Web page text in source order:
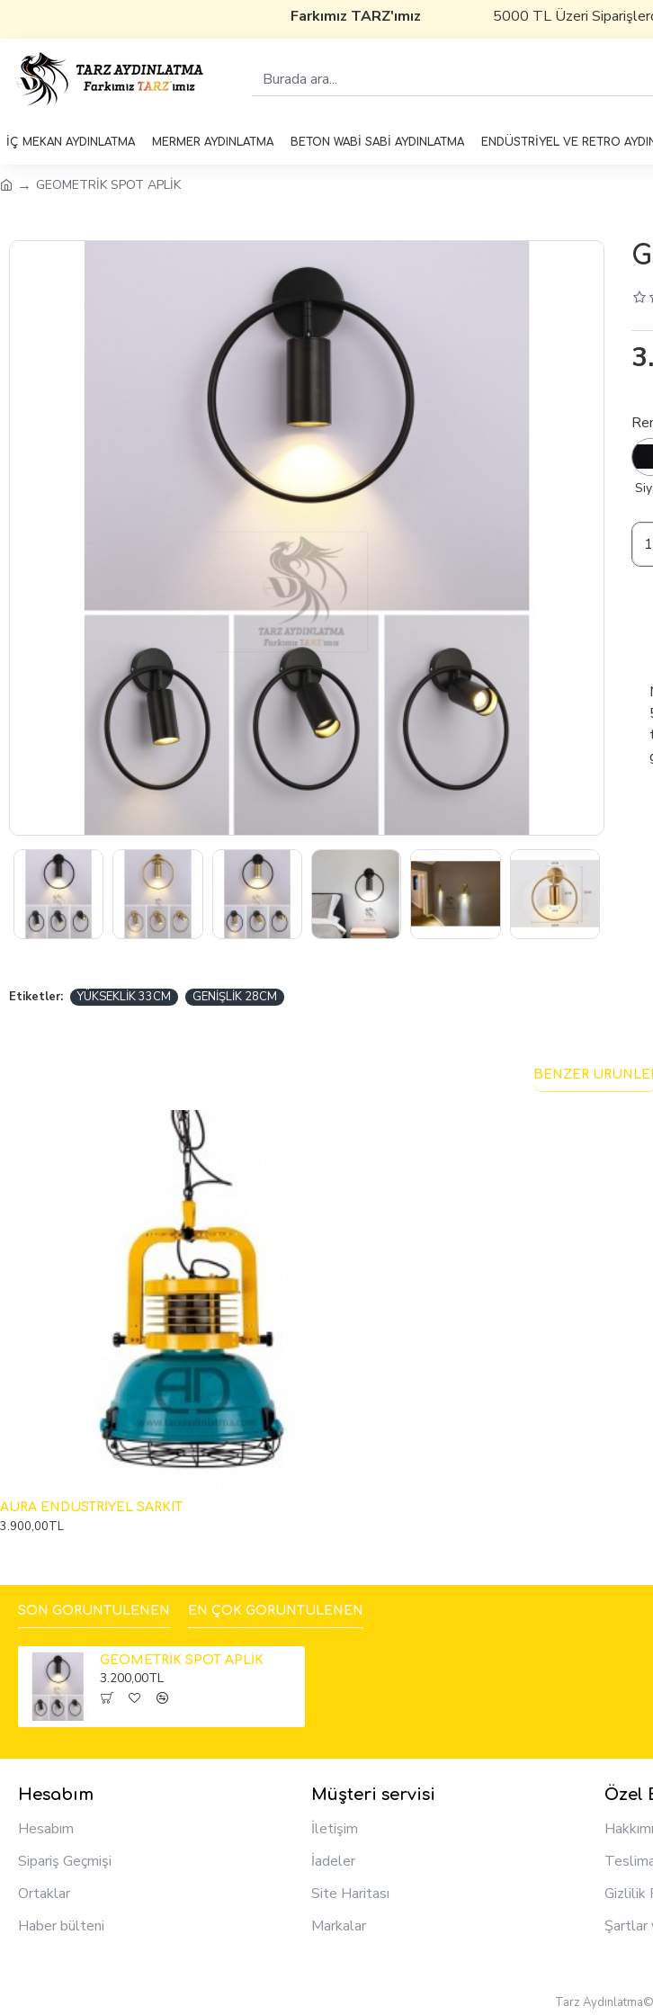
Farkımız TARZ'ımız5000 TL Üzeri Siparişlerde
İÇ MEKAN AYDINLATMA MERMER AYDINLATMA BETON WABİ SABİ AYDINLATMA ENDÜSTRİYEL VE RETRO
GEOMETRİK SPOT APLİK
Etiketler: YÜKSEKLİK 33CM GENİŞLİK 28CM
BENZER
AURA ENDÜSTRİYEL SARKIT
3.900,00TL
SON GÖRÜNTÜLENEN EN ÇOK GÖRÜNTÜLENEN
GEOMETRİK SPOT APLİK
3.200,00TL
Hesabım
Hesabım
Sipariş Geçmişi
Ortaklar
Haber bülteni
Müşteri servisi
İletişim
İadeler
Site Haritası
Markalar
Özel
Gizlilik
Şartlar
Tarz Aydınlatma©